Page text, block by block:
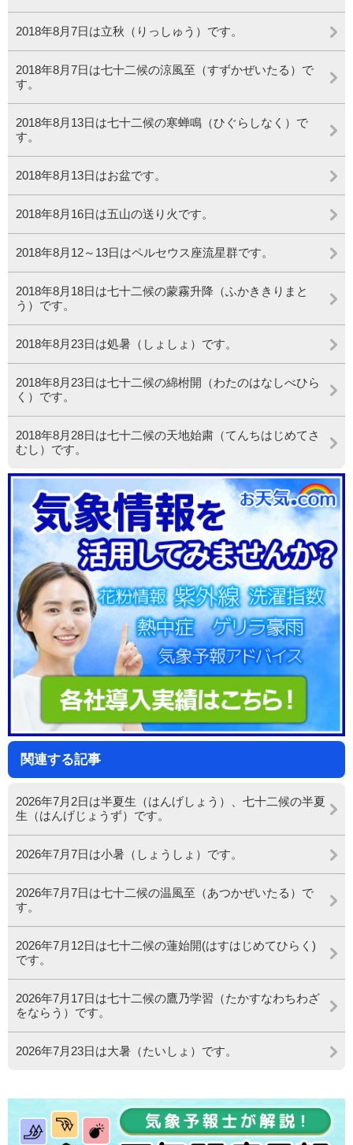
2018年8月7日は立秋（りっしゅう）です。
2018年8月7日は七十二候の涼風至（すずかぜいたる）で
す。
2018年8月13日は七十二候の寒蝉鳴（ひぐらしなく）で
す。
2018年8月13日はお盆です。
2018年8月16日は五山の送り火です。
2018年8月12～13日はペルセウス座流星群です。
2018年8月18日は七十二候の蒙霧升降（ふかききりまと
う）です。
2018年8月23日は処暑（しょしょ）です。
2018年8月23日は七十二候の綿柎開（わたのはなしべひら
く）です。
2018年8月28日は七十二候の天地始粛（てんちはじめてさ
むし）です。
関連する記事
2026年7月2日は半夏生（はんげしょう）、七十二候の半夏
生（はんげじょうず）です。
2026年7月7日は小暑（しょうしょ）です。
2026年7月7日は七十二候の温風至（あつかぜいたる）で
す。
2026年7月12日は七十二候の蓮始開(はすはじめてひらく)
です。
2026年7月17日は七十二候の鷹乃学習（たかすなわちわざ
をならう）です。
2026年7月23日は大暑（たいしょ）です。